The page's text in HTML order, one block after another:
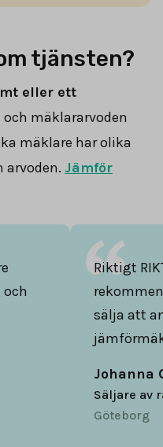
tjänsten?
eller ett
mäklararvoden
mäklare har olika
arvoden. Jämför
Riktigt
sälja att
Johanna
Säljare av
Göteborg